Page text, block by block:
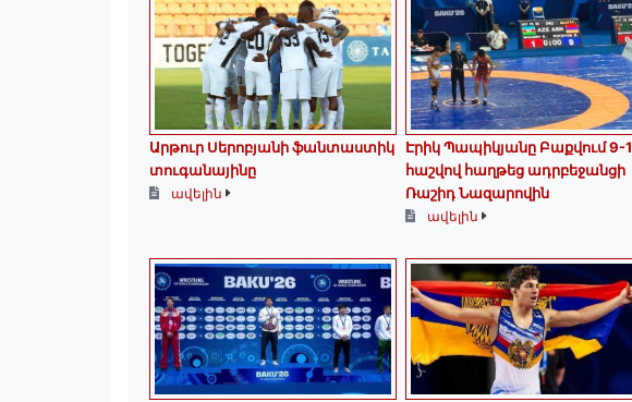
Արթուր Սերոբյանի ֆանտաստիկ
տուգանայինը
ավելին
Էրիկ Պապիկյանը Բաքվում 9-1
հաշվով հաղթեց ադրբեջանցի
Ռաշիդ Նազարովին
ավելին